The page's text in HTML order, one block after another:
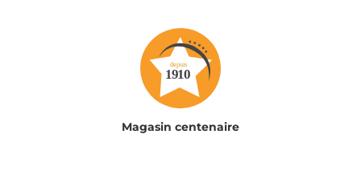
Magasin centenaire